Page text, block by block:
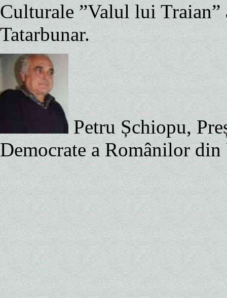
Culturale ”Valul lui
Tatarbunar.
Petru Șchiopu,
Democrate a Românilor